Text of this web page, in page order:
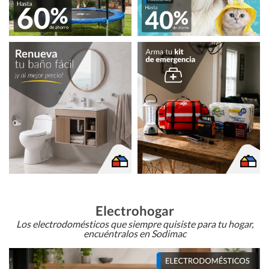
Electrohogar
Los electrodomésticos que siempre quisiste para tu hogar,
encuéntralos en Sodimac